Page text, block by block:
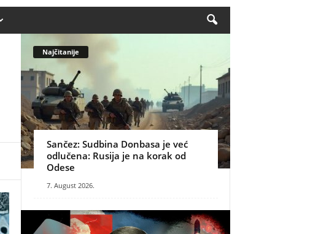
Najčitanije
Sančez: Sudbina Donbasa je već
odlučena: Rusija je na korak od
Odese
7. August 2026.